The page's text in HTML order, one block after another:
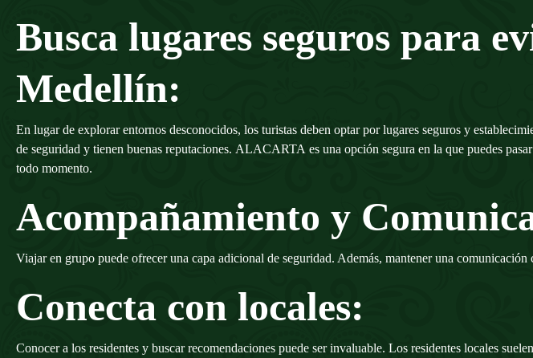
Busca lugares seguros para
Medellín:
En lugar de explorar entornos desconocidos, los turistas deben optar por lugares seguros y
de seguridad y tienen buenas reputaciones. ALACARTA es una opción segura en la que puedes
todo momento.
Acompañamiento y
Viajar en grupo puede ofrecer una capa adicional de seguridad. Además, mantener una
Conecta con locales:
Conocer a los residentes y buscar recomendaciones puede ser invaluable. Los residentes locales